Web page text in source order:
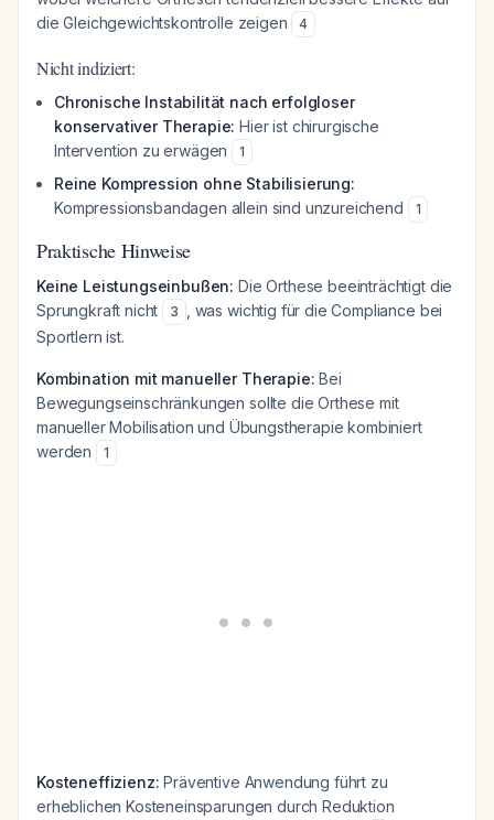
die Gleichgewichtskontrolle zeigen
4
Nicht indiziert:
Chronische Instabilität nach erfolgloser
konservativer Therapie: Hier ist chirurgische
Intervention zu erwägen
1
Reine Kompression ohne Stabilisierung:
Kompressionsbandagen allein sind unzureichend
1
Praktische Hinweise
Keine Leistungseinbußen: Die Orthese beeinträchtigt die
Sprungkraft nicht
3
, was wichtig für die Compliance bei
Sportlern ist.
Kombination mit manueller Therapie: Bei
Bewegungseinschränkungen sollte die Orthese mit
manueller Mobilisation und Übungstherapie kombiniert
werden
1
Kosteneffizienz: Präventive Anwendung führt zu
erheblichen Kosteneinsparungen durch Reduktion